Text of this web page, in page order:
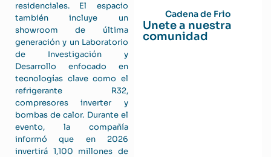
residenciales. El espacio
también incluye un
showroom de última
generación y un Laboratorio
de Investigación y
Desarrollo enfocado en
tecnologías clave como el
refrigerante R32,
compresores inverter y
bombas de calor. Durante el
evento, la compañía
informó que en 2026
invertirá 1,100 millones de
Cadena de Frio
Unete a nuestra
comunidad